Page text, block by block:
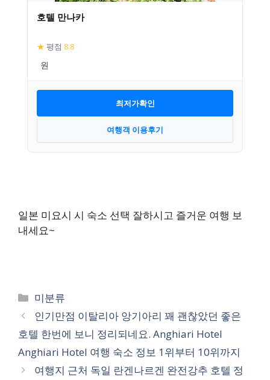
호텔 만나카
★ 평점 8.8
최저가확인
여행객 이용후기
일본 미요시 시 숙소 선택 잘하시고 즐거운 여행 보
내세요~
카
테
고
리
미분류
인기만점 이탈리아 앙기아리 꽤 괜찮았던 좋은
호텔 한번에 보니 정리되네요. Anghiari Hotel
Anghiari Hotel 여행 숙소 정보 1위부터 10위까지
여행지 근처 독일 란겐나르겐 완전강추 호텔 정